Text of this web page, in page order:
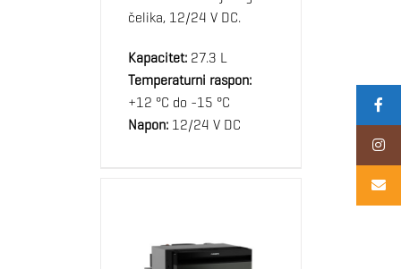
čelika, 12/24 V DC.
Kapacitet:27.3 L
Temperaturni raspon:
+12 °C do -15 °C
Napon:12/24 V DC